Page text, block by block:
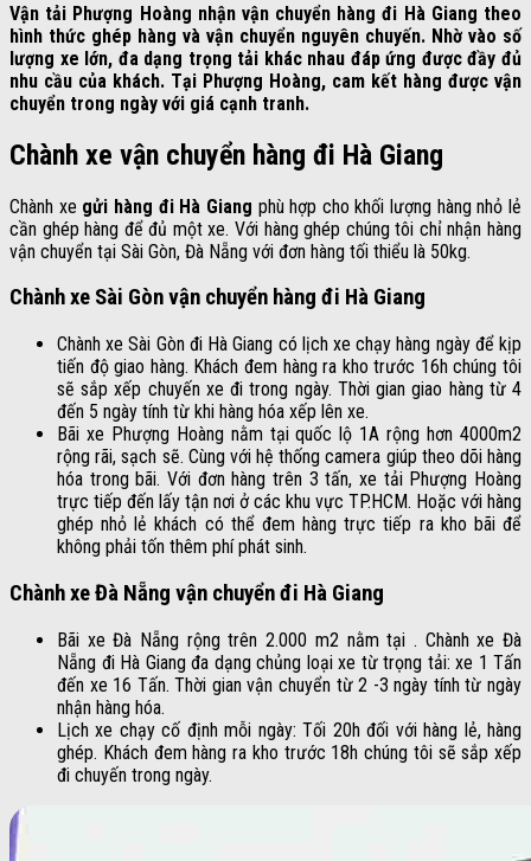
Vận tải Phượng Hoàng nhận vận chuyển hàng đi Hà Giang theo
hình thức ghép hàng và vận chuyển nguyên chuyến. Nhờ vào số
lượng xe lớn, đa dạng trọng tải khác nhau đáp ứng được đầy đủ
nhu cầu của khách. Tại Phượng Hoàng, cam kết hàng được vận
chuyển trong ngày với giá cạnh tranh.
Chành xe vận chuyển hàng đi Hà Giang
Chành xe gửi hàng đi Hà Giang phù hợp cho khối lượng hàng nhỏ lẻ
cần ghép hàng để đủ một xe. Với hàng ghép chúng tôi chỉ nhận hàng
vận chuyển tại Sài Gòn, Đà Nẵng với đơn hàng tối thiểu là 50kg.
Chành xe Sài Gòn vận chuyển hàng đi Hà Giang
Chành xe Sài Gòn đi Hà Giang có lịch xe chạy hàng ngày để kịp
tiến độ giao hàng. Khách đem hàng ra kho trước 16h chúng tôi
sẽ sắp xếp chuyến xe đi trong ngày. Thời gian giao hàng từ 4
đến 5 ngày tính từ khi hàng hóa xếp lên xe.
Bãi xe Phượng Hoàng nằm tại quốc lộ 1A rộng hơn 4000m2
rộng rãi, sạch sẽ. Cùng với hệ thống camera giúp theo dõi hàng
hóa trong bãi. Với đơn hàng trên 3 tấn, xe tải Phượng Hoàng
trực tiếp đến lấy tận nơi ở các khu vực TP.HCM. Hoặc với hàng
ghép nhỏ lẻ khách có thể đem hàng trực tiếp ra kho bãi để
không phải tốn thêm phí phát sinh.
Chành xe Đà Nẵng vận chuyển đi Hà Giang
Bãi xe Đà Nẵng rộng trên 2.000 m2 nằm tại . Chành xe Đà
Nẵng đi Hà Giang đa dạng chủng loại xe từ trọng tải: xe 1 Tấn
đến xe 16 Tấn. Thời gian vận chuyển từ 2 -3 ngày tính từ ngày
nhận hàng hóa.
Lịch xe chạy cố định mỗi ngày: Tối 20h đối với hàng lẻ, hàng
ghép. Khách đem hàng ra kho trước 18h chúng tôi sẽ sắp xếp
đi chuyến trong ngày.